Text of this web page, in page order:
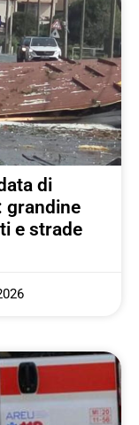
di
grandine
e strade